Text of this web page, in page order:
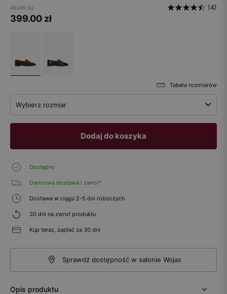
46398-62 (4)
399.00 zł
Tabela rozmiarów
Wybierz rozmiar
Dodaj do koszyka
Dostępny
Darmowa dostawa i zwrot*
Dostawa w ciągu 2-5 dni roboczych
30 dni na zwrot produktu
Kup teraz, zapłać za 30 dni
Sprawdź dostępność w salonie Wojas
Opis produktu